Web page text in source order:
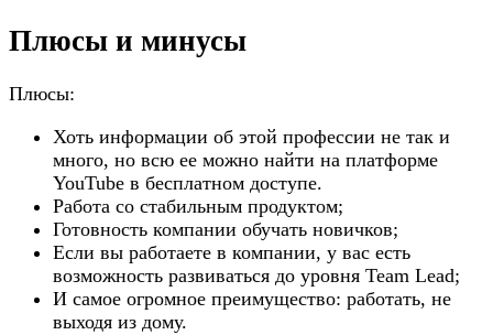
Плюсы и минусы
Плюсы:
Хоть информации об этой профессии не так и
много, но всю ее можно найти на платформе
YouTube в бесплатном доступе.
Работа со стабильным продуктом;
Готовность компании обучать новичков;
Если вы работаете в компании, у вас есть
возможность развиваться до уровня Team Lead;
И самое огромное преимущество: работать, не
выходя из дому.